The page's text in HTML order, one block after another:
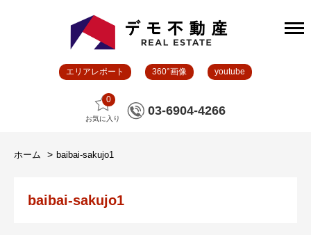
エリアレポート 360°画像 youtube
0
お気に入り
03-6904-4266
ホーム baibai-sakujo1
baibai-sakujo1